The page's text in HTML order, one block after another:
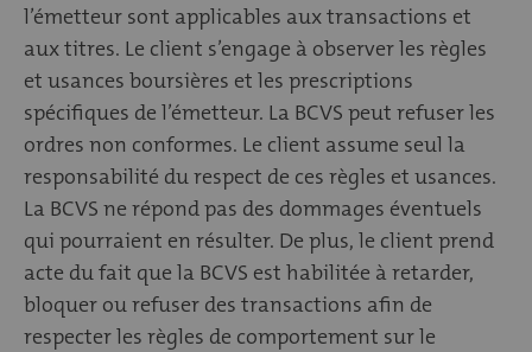
l’émetteur sont applicables aux transactions et
aux titres. Le client s’engage à observer les règles
et usances boursières et les prescriptions
spécifiques de l’émetteur. La BCVS peut refuser les
ordres non conformes. Le client assume seul la
responsabilité du respect de ces règles et usances.
La BCVS ne répond pas des dommages éventuels
qui pourraient en résulter. De plus, le client prend
acte du fait que la BCVS est habilitée à retarder,
bloquer ou refuser des transactions afin de
respecter les règles de comportement sur le